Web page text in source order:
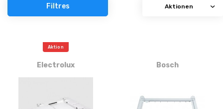
Filtres
Aktion
Electrolux Bosch